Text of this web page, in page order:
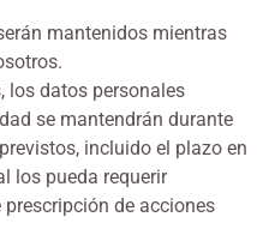
mantenidos mientras
los datos personales
se mantendrán durante
incluido el plazo en
los pueda requerir
de acciones